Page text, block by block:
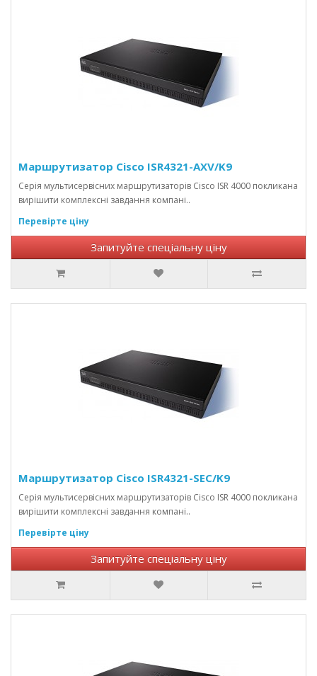
Маршрутизатор Cisco ISR4321-AXV/K9
Серія мультисервісних маршрутизаторів Cisco ISR 4000 покликана
вирішити комплексні завдання компані..
Перевірте ціну
Запитуйте спеціальну ціну
Маршрутизатор Cisco ISR4321-SEC/K9
Серія мультисервісних маршрутизаторів Cisco ISR 4000 покликана
вирішити комплексні завдання компані..
Перевірте ціну
Запитуйте спеціальну ціну